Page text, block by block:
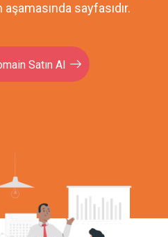
sayfasıdır.
Satın Al